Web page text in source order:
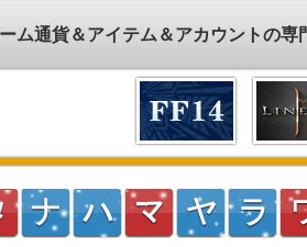
ム通貨＆アイテム＆アカウントの専